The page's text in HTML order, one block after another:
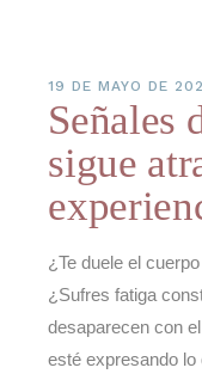
19 DE MAYO DE
Señales
sigue
¿Te duele el
¿Sufres fatiga
desaparecen con
esté expresando lo